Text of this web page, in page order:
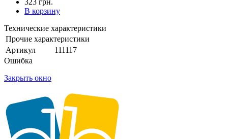
В корзину
Технические характеристики
Прочие характеристики
Артикул
111117
Ошибка
Закрыть окно